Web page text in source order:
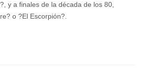
y a finales de la década de los 80,
o ?El Escorpión?.